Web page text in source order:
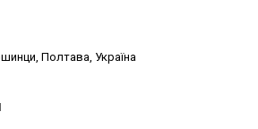
Полтава, Україна